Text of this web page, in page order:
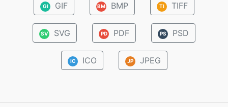
GI GIF BM BMP TI TIFF
SV SVG PD PDF PS PSD
IC ICO JP JPEG